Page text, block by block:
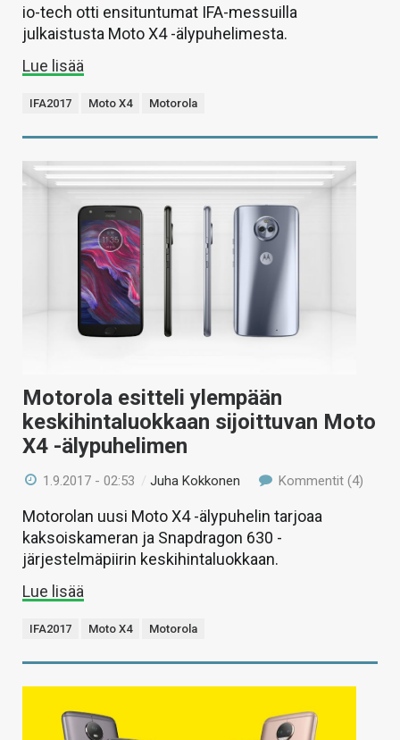
io-tech otti ensituntumat IFA-messuilla
julkaistusta Moto X4 -älypuhelimesta.
Lue lisää
IFA2017 Moto X4 Motorola
Motorola esitteli ylempään
keskihintaluokkaan sijoittuvan Moto
X4 -älypuhelimen
1.9.2017 - 02:53 /Juha Kokkonen Kommentit (4)
Motorolan uusi Moto X4 -älypuhelin tarjoaa
kaksoiskameran ja Snapdragon 630 -
järjestelmäpiirin keskihintaluokkaan.
Lue lisää
IFA2017 Moto X4 Motorola